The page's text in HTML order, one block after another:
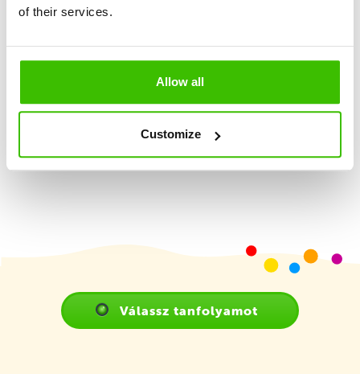
of their services.
Allow all
Customize
Nagy hangsúly a játékosságon és élményszerzésen
Válassz tanfolyamot